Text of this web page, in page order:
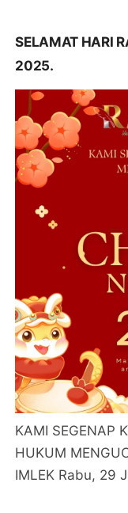
SELAMAT HARI
2025.
KAMI SEGENAP
HUKUM
IMLEK Rabu, 29